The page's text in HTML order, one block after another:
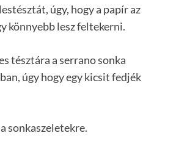
úgy, hogy a papír az
könnyebb lesz feltekerni.
tésztára a serrano sonka
úgy hogy egy kicsit fedjék
sonkaszeletekre.